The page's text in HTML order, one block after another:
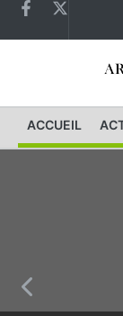
ACCUEIL